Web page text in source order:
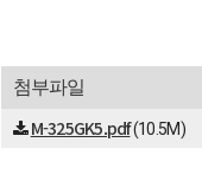
첨부파일
M-325GK5.pdf(10.5M)